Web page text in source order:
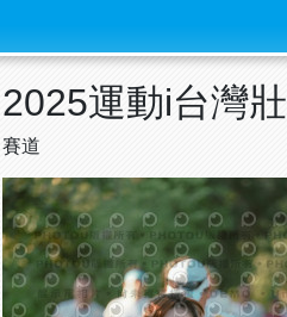
2025運動i台灣
賽道